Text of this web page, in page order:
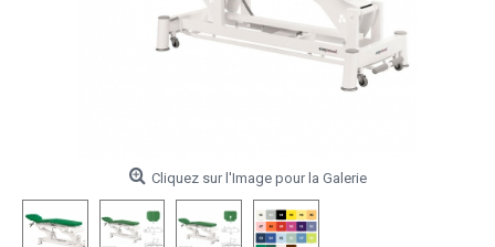
Cliquez sur l'Image pour la Galerie